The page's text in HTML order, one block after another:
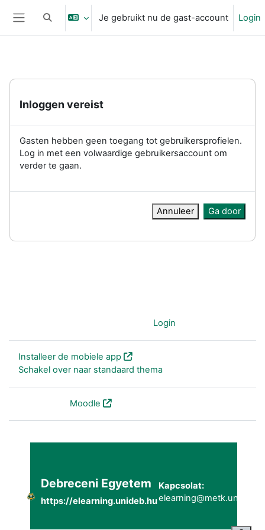
Ga naar hoofdinhoud
Schakel zoek invoerJe gebruikt nu de gast-account Login
Inloggen vereist
Gasten hebben geen toegang tot gebruikersprofielen.
Log in met een volwaardige gebruikersaccount om
verder te gaan.
Annuleer Ga door
Login
Installeer de mobiele app
Schakel over naar standaard thema
Moodle
Debreceni Egyetem
https://elearning.unideb.hu
Kapcsolat: